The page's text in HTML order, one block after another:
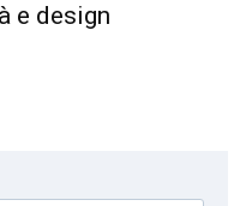
e design